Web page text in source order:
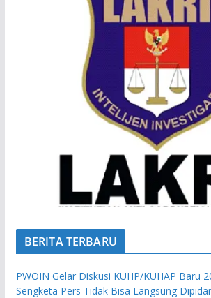
BERITA TERBARU
PWOIN Gelar Diskusi KUHP/KUHAP Baru
Sengketa Pers Tidak Bisa Langsung